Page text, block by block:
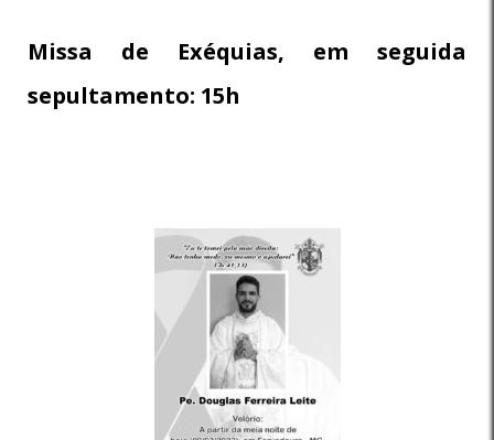
Missa de Exéquias, em seguida
sepultamento: 15h